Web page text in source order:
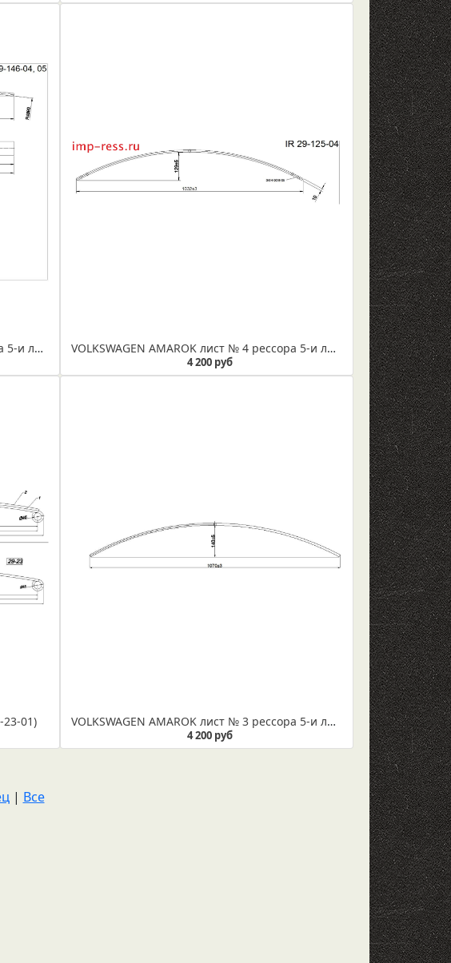
VOLKSWAGEN AMAROK лист № 4 рессора 5-и листовая (IR 29-146-04) VOLKSWAGEN AMAROK лист № 4 рессора 5-и листовая усиленная (IR 29-125-04)
4 200 руб
23-01) VOLKSWAGEN AMAROK лист № 3 рессора 5-и листовая усиленная (IR 29-125-03)
4 200 руб
| Все